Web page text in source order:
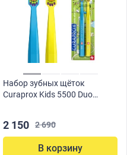
Набор зубных щёток
Curaprox Kids 5500 Duo
2 690
2 150
В корзину